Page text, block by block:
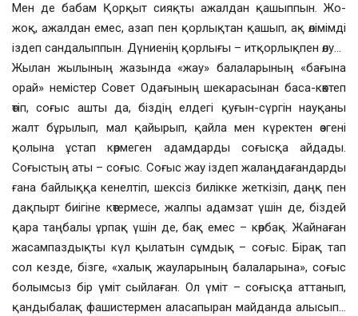
Мен де бабам Қорқыт сияқты ажалдан қашыппын. Жо-
жоқ, ажалдан емес, азап пен қорлықтан қашып, ақ өлімімді
іздеп сандалыппын. Дүниенің қорлығы – итқорлықпен өлу…
Жылан жылының жазында «жау» балаларының «бағына
орай» немістер Совет Одағының шекарасынан баса-көктеп
өтіп, соғыс ашты да, біздің елдегі қуғын-сүргін науқаны
жалт бұрылып, мал қайырып, қайла мен күректен өзгені
қолына ұстап көрмеген адамдарды соғысқа айдады.
Соғыстың аты – соғыс. Соғыс жау іздеп жалаңдағандарды
ғана байлыққа кенелтіп, шексіз билікке жеткізіп, даңқ пен
дақпырт биігіне көтермесе, жалпы адамзат үшін де, біздей
қара таңбалы ұрпақ үшін де, бақ емес – көрбақ. Жайнаған
жасампаздықты күл қылатын сұмдық – соғыс. Бірақ тап
сол кезде, бізге, «халық жауларының балаларына», соғыс
болымсыз бір үміт сыйлаған. Ол үміт – соғысқа аттанып,
қандыбалақ фашистермен аласапыран майданда алысып…